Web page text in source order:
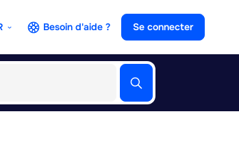
Besoin d'aide ? Se connecter